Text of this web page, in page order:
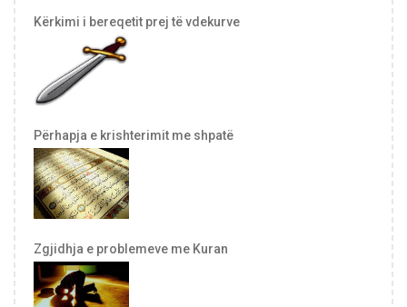
Kërkimi i bereqetit prej të vdekurve
Përhapja e krishterimit me shpatë
Zgjidhja e problemeve me Kuran